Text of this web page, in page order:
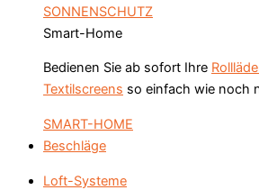
SONNENSCHUTZ
Smart-Home
Bedienen Sie ab sofort Ihre
Textilscreens so einfach wie noch
SMART-HOME
Beschläge
Loft-Systeme